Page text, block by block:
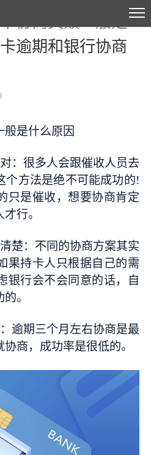
协商失败一般是
逾期和银行协商
般是什么原因
：很多人会跟催收人员去
个方法是绝不可能成功的!
只是催收，想要协商肯定
行。
楚：不同的协商方案其实
果持卡人只根据自己的需
银行会不会同意的话，自
。
逾期三个月左右协商是最
商，成功率是很低的。